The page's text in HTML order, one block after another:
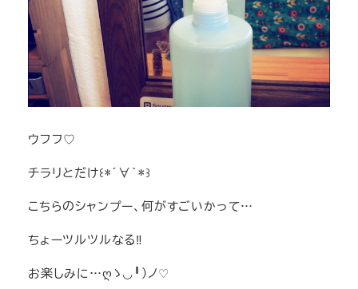
ウフフ♡
チラリとだけ꒰*´∀`*꒱
こちらのシャンプー、何がすごいかって…
ちょーツルツルなる‼︎
お楽しみに…ღゝ◡╹)ノ♡